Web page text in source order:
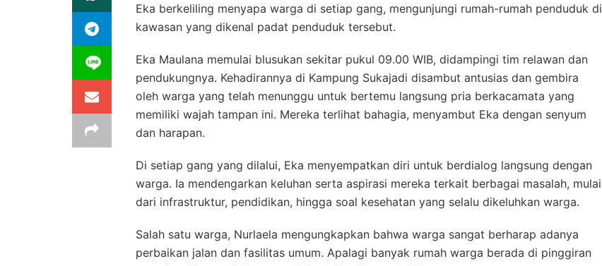
Eka berkeliling menyapa warga di setiap gang, mengunjungi rumah-rumah penduduk di
kawasan yang dikenal padat penduduk tersebut.
Eka Maulana memulai blusukan sekitar pukul 09.00 WIB, didampingi tim relawan dan
pendukungnya. Kehadirannya di Kampung Sukajadi disambut antusias dan gembira
oleh warga yang telah menunggu untuk bertemu langsung pria berkacamata yang
memiliki wajah tampan ini. Mereka terlihat bahagia, menyambut Eka dengan senyum
dan harapan.
Di setiap gang yang dilalui, Eka menyempatkan diri untuk berdialog langsung dengan
warga. Ia mendengarkan keluhan serta aspirasi mereka terkait berbagai masalah, mulai
dari infrastruktur, pendidikan, hingga soal kesehatan yang selalu dikeluhkan warga.
Salah satu warga, Nurlaela mengungkapkan bahwa warga sangat berharap adanya
perbaikan jalan dan fasilitas umum. Apalagi banyak rumah warga berada di pinggiran